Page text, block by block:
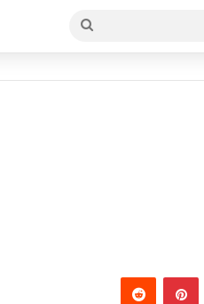
بحث
عن
بينتيريست